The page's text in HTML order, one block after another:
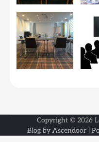
Copyright © 2026
Blog by Ascendoor |